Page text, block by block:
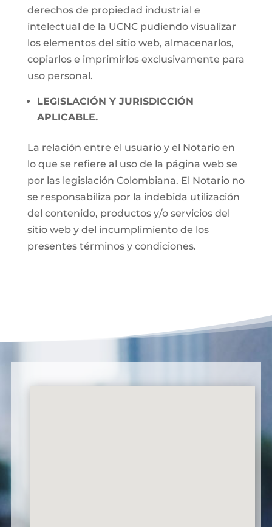
derechos de propiedad industrial e
intelectual de la UCNC pudiendo visualizar
los elementos del sitio web, almacenarlos,
copiarlos e imprimirlos exclusivamente para
uso personal.
LEGISLACIÓN Y JURISDICCIÓN
APLICABLE.
La relación entre el usuario y el Notario en
lo que se refiere al uso de la página web se
por las legislación Colombiana. El Notario no
se responsabiliza por la indebida utilización
del contenido, productos y/o servicios del
sitio web y del incumplimiento de los
presentes términos y condiciones.